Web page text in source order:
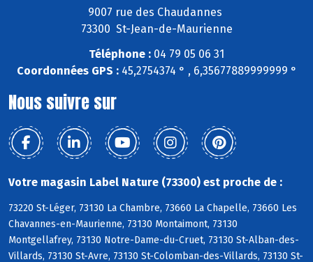
9007 rue des Chaudannes
73300 St-Jean-de-Maurienne
Téléphone : 04 79 05 06 31
Coordonnées GPS :45,2754374 ° , 6,35677889999999 °
Nous suivre sur
Votre magasin Label Nature (73300) est proche de :
73220 St-Léger, 73130 La Chambre, 73660 La Chapelle, 73660 Les
Chavannes-en-Maurienne, 73130 Montaimont, 73130
Montgellafrey, 73130 Notre-Dame-du-Cruet, 73130 St-Alban-des-
Villards, 73130 St-Avre, 73130 St-Colomban-des-Villards, 73130 St-